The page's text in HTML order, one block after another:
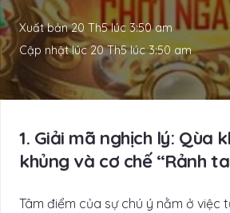
Xuất bản20 Th5 lúc 3:50 am
Cập nhật lúc20 Th5 lúc 3:50 am
1. Giải mã nghịch lý: Qùa
khủng và cơ chế “Rảnh
Tâm điểm của sự chú ý nằm ở việc